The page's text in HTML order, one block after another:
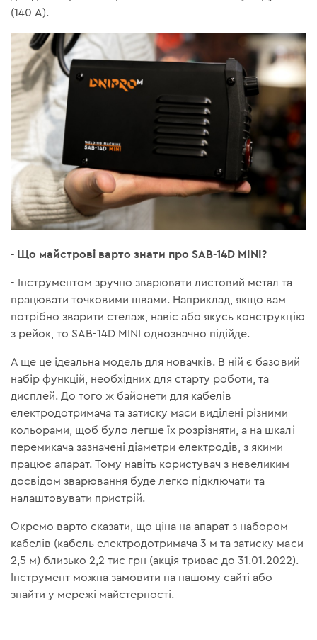
(140 А).
- Що майстрові варто знати про SAB-14D MINI?
- Інструментом зручно зварювати листовий метал та
працювати точковими швами. Наприклад, якщо вам
потрібно зварити стелаж, навіс або якусь конструкцію
з рейок, то SAB-14D MINI однозначно підійде.
А ще це ідеальна модель для новачків. В ній є базовий
набір функцій, необхідних для старту роботи, та
дисплей. До того ж байонети для кабелів
електродотримача та затиску маси виділені різними
кольорами, щоб було легше їх розрізняти, а на шкалі
перемикача зазначені діаметри електродів, з якими
працює апарат. Тому навіть користувач з невеликим
досвідом зварювання буде легко підключати та
налаштовувати пристрій.
Окремо варто сказати, що ціна на апарат з набором
кабелів (кабель електродотримача 3 м та затиску маси
2,5 м) близько 2,2 тис грн (акція триває до 31.01.2022).
Інструмент можна замовити на нашому сайті або
знайти у мережі майстерності.